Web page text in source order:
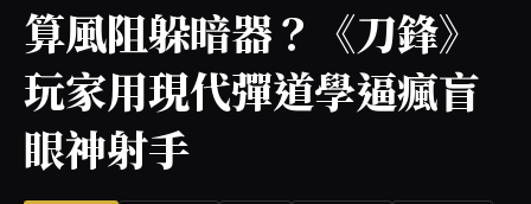
算風阻躲暗器？《刀鋒》
玩家用現代彈道學逼瘋盲
眼神射手